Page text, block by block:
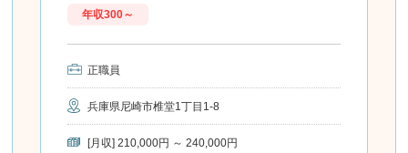
年収300～
正職員
兵庫県尼崎市椎堂1丁目1-8
[月収] 210,000円 ～ 240,000円